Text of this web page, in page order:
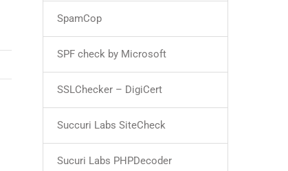
SpamCop
SPF check by Microsoft
SSLChecker – DigiCert
Succuri Labs SiteCheck
Sucuri Labs PHPDecoder